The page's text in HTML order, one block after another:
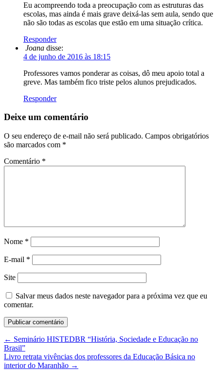
Eu acompreendo toda a preocupação com as estruturas das
escolas, mas ainda é mais grave deixá-las sem aula, sendo que
não são todas as escolas que estão em uma situação crítica.
Responder
Joana disse:
4 de junho de 2016 às 18:15
Professores vamos ponderar as coisas, dô meu apoio total a
greve. Mas também fico triste pelos alunos prejudicados.
Responder
Deixe um comentário
O seu endereço de e-mail não será publicado. Campos obrigatórios
são marcados com *
Comentário *
Nome *
E-mail *
Site
Salvar meus dados neste navegador para a próxima vez que eu
comentar.
← Seminário HISTEDBR “História, Sociedade e Educação no
Brasil”
Livro retrata vivências dos professores da Educação Básica no
interior do Maranhão →